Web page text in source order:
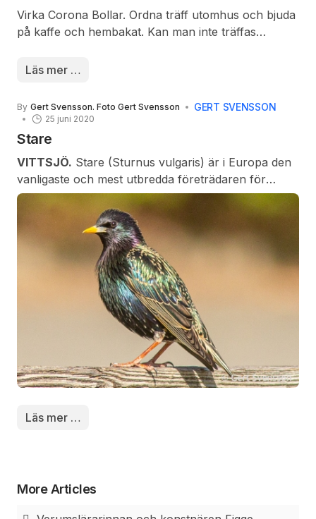
Baka och bjuda------ överraska någon som kanske
inte bakar själv. Alltid välkommet.
Virka Corona Bollar. Ordna träff utomhus och bjuda
på kaffe och hembakat. Kan man inte träffas
väder.
Läs mer …
By Gert Svensson. Foto Gert Svensson GERT SVENSSON
25 juni 2020
Stare
VITTSJÖ. Stare (Sturnus vulgaris) är i Europa den
vanligaste och mest utbredda företrädaren för
familjen starar. Staren bygger ett slarvigt bo i en
naturlig eller konstgjord håla, och lägger vanligtvis
5–6 ljusblå ägg. Äggen kläcks efter två veckor och
ungarna stannar i boet i ytterligare tre veckor. Arten
är allätare, och lever av en mängd olika
ryggradslösa djur men även frön, frukt och bär.
Läs mer …
More Articles